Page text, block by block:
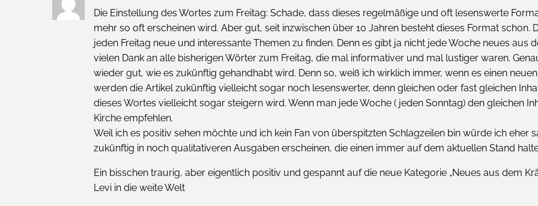
Die Einstellung des Wortes zum Freitag: Schade, dass dieses regelmäßige und oft lesenswerte
mehr so oft erscheinen wird. Aber gut, seit inzwischen über 10 Jahren besteht dieses Format schon.
jeden Freitag neue und interessante Themen zu finden. Denn es gibt ja nicht jede Woche neues aus
vielen Dank an alle bisherigen Wörter zum Freitag, die mal informativer und mal lustiger waren.
wieder gut, wie es zukünftig gehandhabt wird. Denn so, weiß ich wirklich immer, wenn es einen
werden die Artikel zukünftig vielleicht sogar noch lesenswerter, denn gleichen oder fast gleichen
dieses Wortes vielleicht sogar steigern wird. Wenn man jede Woche ( jeden Sonntag) den gleichen
Kirche empfehlen.
Weil ich es positiv sehen möchte und ich kein Fan von überspitzten Schlagzeilen bin würde ich eher
zukünftig in noch qualitativeren Ausgaben erscheinen, die einen immer auf dem aktuellen Stand
Ein bisschen traurig, aber eigentlich positiv und gespannt auf die neue Kategorie „Neues aus dem
Levi in die weite Welt